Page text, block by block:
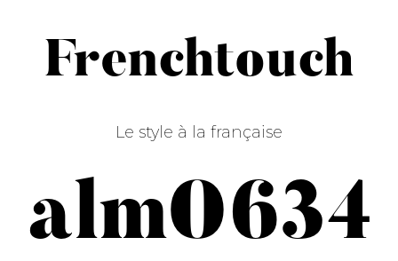
Beauty-Frenchtouch
Frenchtouch
Le style à la française
alm0634